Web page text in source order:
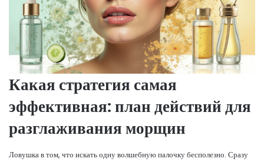
Какая стратегия самая
эффективная: план действий для
разглаживания морщин
Ловушка в том, что искать одну волшебную палочку бесполезно. Сразу